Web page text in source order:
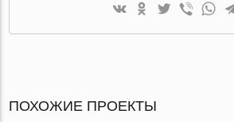
ПОХОЖИЕ ПРОЕКТЫ